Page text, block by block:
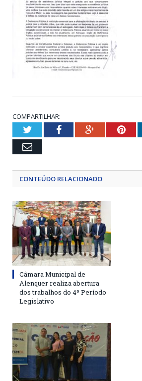
COMPARTILHAR:
TwitterFacebookGoogle+
Email
CONTEÚDO RELACIONADO
Câmara Municipal de
Alenquer realiza abertura
dos trabalhos do 4º Período
Legislativo